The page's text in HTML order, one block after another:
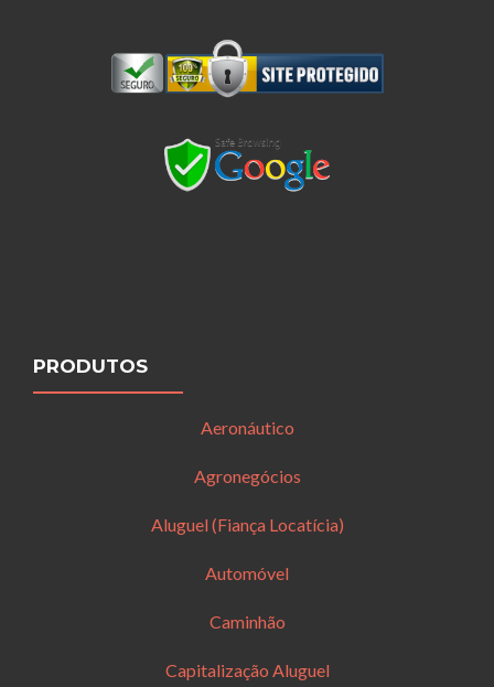
PRODUTOS
Aeronáutico
Agronegócios
Aluguel (Fiança Locatícia)
Automóvel
Caminhão
Capitalização Aluguel